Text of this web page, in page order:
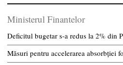
Ministerul Finantelor
Deficitul bugetar s-a redus la 2% din
Măsuri pentru accelerarea absorbției